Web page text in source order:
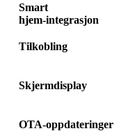
Smart
hjem-integrasjon
Tilkobling
Skjermdisplay
OTA-oppdateringer